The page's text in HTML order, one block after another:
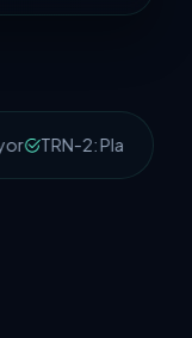
TRN-2: Planlı Bakım